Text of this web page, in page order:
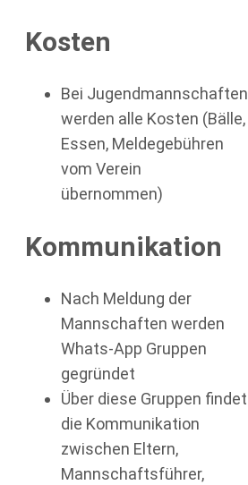
Kosten
Bei Jugendmannschaften
werden alle Kosten (Bälle,
Essen, Meldegebühren
vom Verein
übernommen)
Kommunikation
Nach Meldung der
Mannschaften werden
Whats-App Gruppen
gegründet
Über diese Gruppen findet
die Kommunikation
zwischen Eltern,
Mannschaftsführer,